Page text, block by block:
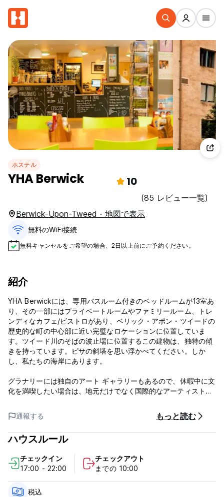
ホステル
YHA Berwick 10
(85 レビュー一覧)
Berwick-Upon-Tweed · 地図で表示
無料のWiFi接続
無料キャンセルをご希望の場合、2日以上前にご予約ください。
紹介
YHA Berwickには、専用バスルーム付きのベッドルームが13室あ
り、その一部にはプライベートルームやファミリールーム、トレ
ンディなカフェ/ビストロがあり、ベリック・アポン・ツイードの
歴史的な町の中心部に近い完璧なロケーションに位置していま
す。ツイード川のそばの波止場に位置するこの建物は、独特の傾
きを持っています。ピサの斜塔を思い浮かべてください。しか
し、私たちの海岸にあります。
グラナリーには独自のアート ギャラリーもあるので、休暇中に文
化を満喫したい場合は、地元だけでなく国際的なアーティストに
の絵画で不朽の名を残した場所のいくつかを訪れるローリー トレ
イルをたどることもできます。
歴史の深いベリックには城壁があり、エリザベス朝時代の城壁か
で休憩したい場合は、バーウィックはサトランスのサイクリング
ルート上にあるため、ユース ホステルは理想的な立ち寄り場所に
なります。
通報する もっと読む
ハウスルール
チェックイン
17:00 - 22:00
チェックアウト
までの 10:00
税込